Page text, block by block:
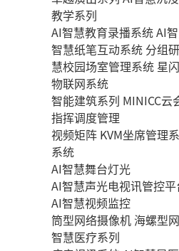
教学系列
AI智慧教育录播系统AI
智慧纸笔互动系统 分组
慧校园场室管理系统 星
物联网系统
智能建筑系列 MINICC云
指挥调度管理
视频矩阵 KVM坐席管理
系统
AI智慧舞台灯光
AI智慧声光电视讯管控平
AI智慧视频监控
筒型网络摄像机 海螺型
智慧医疗系列